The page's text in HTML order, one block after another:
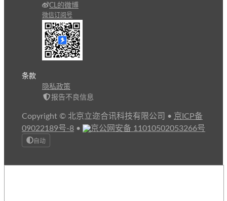
CL的微博
微信订阅号
条款
隐私政策
报告不良信息
Copyright © 北京立迩合讯科技有限公司 • 京ICP备
09022189号-8 • 京公网安备 11010502053266号
自动